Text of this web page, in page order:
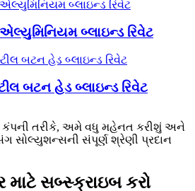
બ્લાઇન્ડ રિવેટ
બટન હેડ બ્લાઇન્ડ રિવેટ
કંપની તરીકે, અમે વધુ મહેનત કરીશું અને
સોલ્યુશન્સની સંપૂર્ણ શ્રેણી પ્રદાન
સબ્સ્ક્રાઇબ કરો